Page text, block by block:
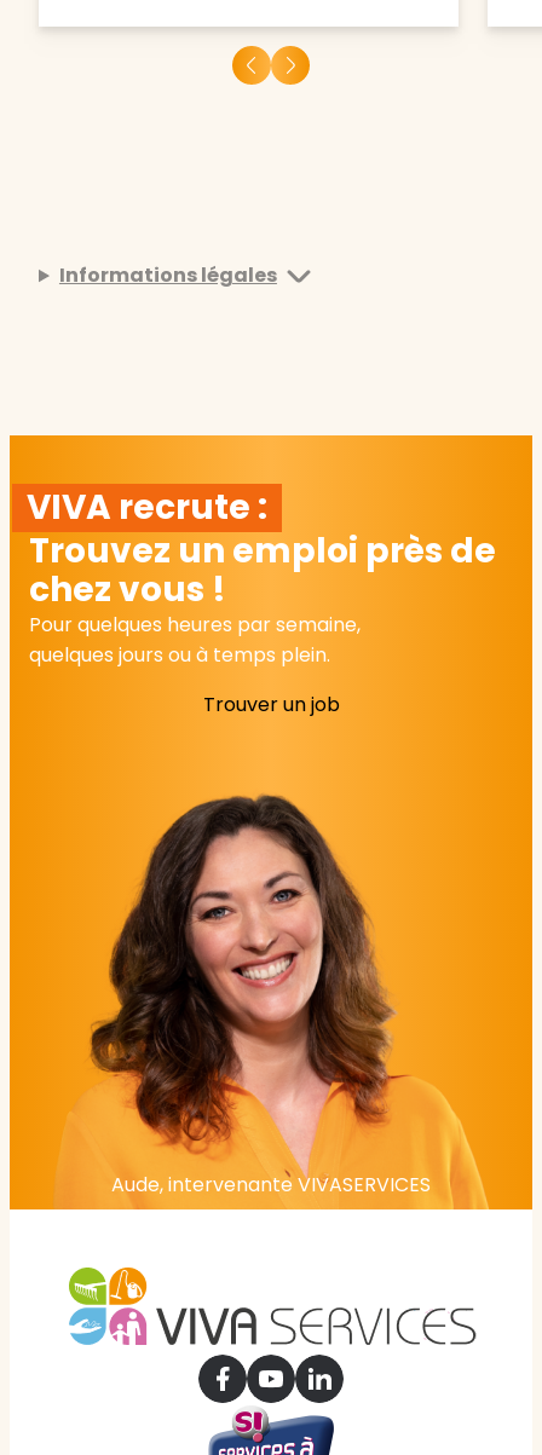
Informations légales
VIVA recrute :
Trouvez un emploi près de
chez vous !
Pour quelques heures par semaine,
quelques jours ou à temps plein.
Trouver un job
Aude, intervenante VIVASERVICES